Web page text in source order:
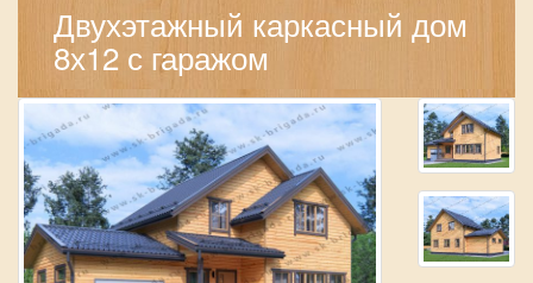
Двухэтажный каркасный дом
8х12 с гаражом